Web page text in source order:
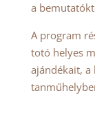
a
A program
totó helyes
ajándékait, a